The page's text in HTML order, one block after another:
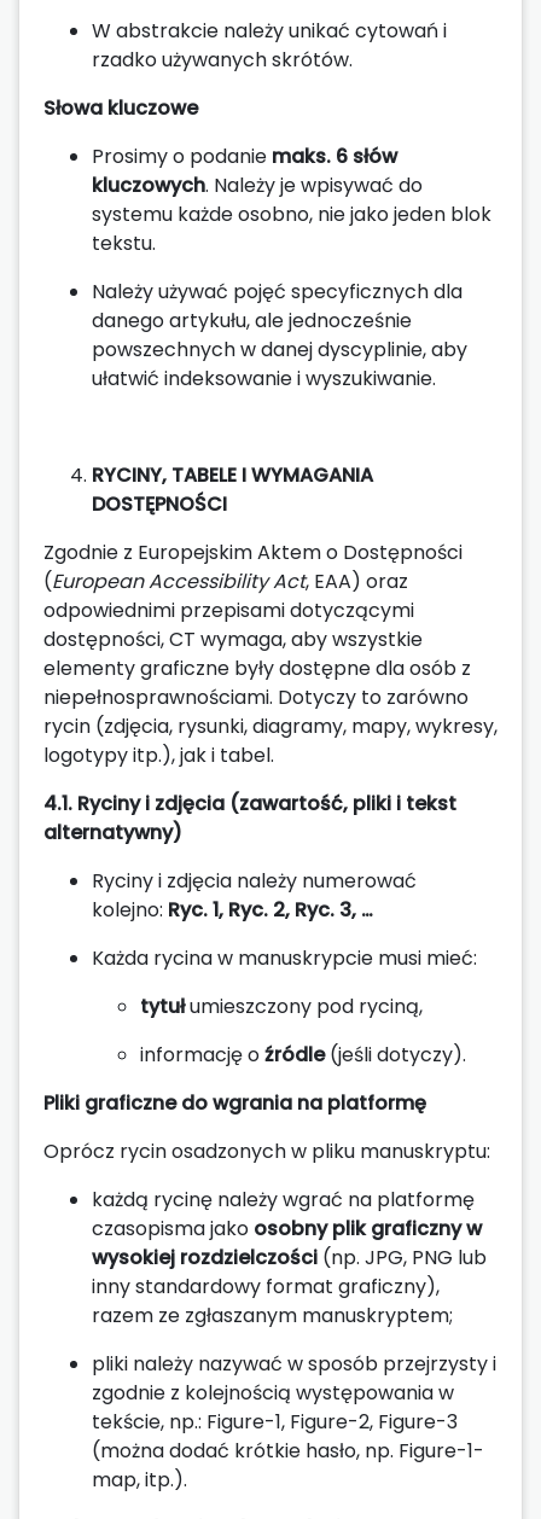
W abstrakcie należy unikać cytowań i
rzadko używanych skrótów.
Słowa kluczowe
Prosimy o podanie maks. 6 słów
kluczowych. Należy je wpisywać do
systemu każde osobno, nie jako jeden blok
tekstu.
Należy używać pojęć specyficznych dla
danego artykułu, ale jednocześnie
powszechnych w danej dyscyplinie, aby
ułatwić indeksowanie i wyszukiwanie.
RYCINY, TABELE I WYMAGANIA
DOSTĘPNOŚCI
Zgodnie z Europejskim Aktem o Dostępności
(European Accessibility Act, EAA) oraz
odpowiednimi przepisami dotyczącymi
dostępności, CT wymaga, aby wszystkie
elementy graficzne były dostępne dla osób z
niepełnosprawnościami. Dotyczy to zarówno
rycin (zdjęcia, rysunki, diagramy, mapy, wykresy,
logotypy itp.), jak i tabel.
4.1. Ryciny i zdjęcia (zawartość, pliki i tekst
alternatywny)
Ryciny i zdjęcia należy numerować
kolejno: Ryc. 1, Ryc. 2, Ryc. 3, …
Każda rycina w manuskrypcie musi mieć:
tytułumieszczony pod ryciną,
informację oźródle(jeśli dotyczy).
Pliki graficzne do wgrania na platformę
Oprócz rycin osadzonych w pliku manuskryptu:
każdą rycinę należy wgrać na platformę
czasopisma jako osobny plik graficzny w
wysokiej rozdzielczości (np. JPG, PNG lub
inny standardowy format graficzny),
razem ze zgłaszanym manuskryptem;
pliki należy nazywać w sposób przejrzysty i
zgodnie z kolejnością występowania w
tekście, np.: Figure-1, Figure-2, Figure-3
(można dodać krótkie hasło, np. Figure-1-
map, itp.).